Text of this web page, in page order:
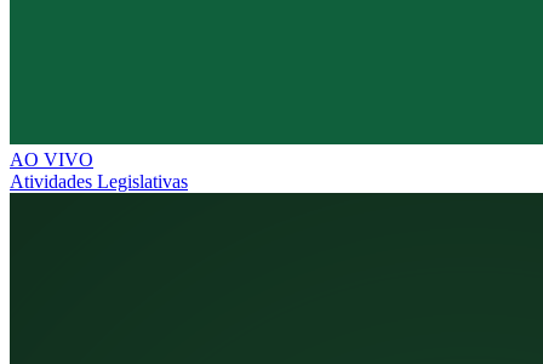
AO VIVO
Atividades Legislativas